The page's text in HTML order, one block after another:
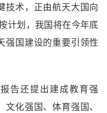
技术，正由航天大国向
计划，我国将在今年底
强国建设的重要引领性
告还提出建成教育强
文化强国、体育强国、